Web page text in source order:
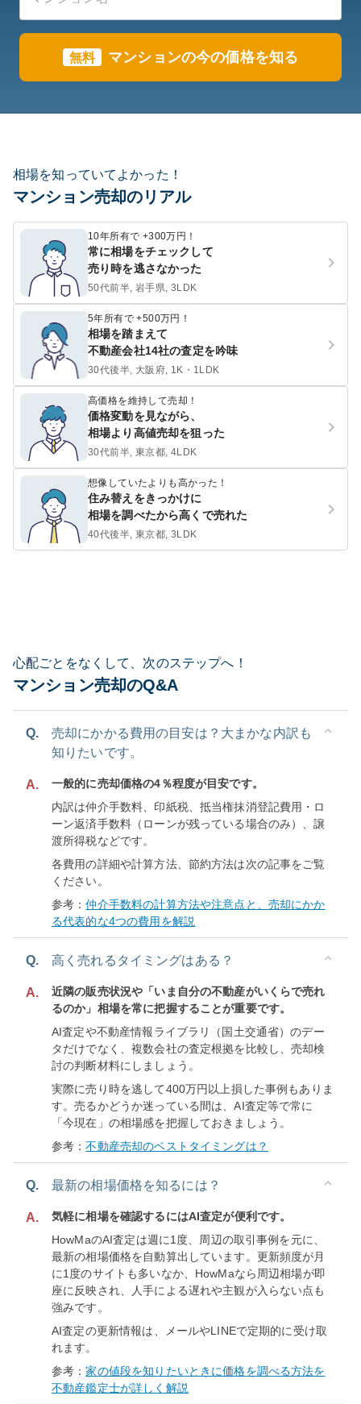
無料 マンションの今の価格を知る
相場を知っていてよかった！
マンション売却のリアル
10年所有で +300万円！
常に相場をチェックして
売り時を逃さなかった
50代前半, 岩手県, 3LDK
5年所有で +500万円！
相場を踏まえて
不動産会社14社の査定を吟味
30代後半, 大阪府, 1K・1LDK
高価格を維持して売却！
価格変動を見ながら、
相場より高値売却を狙った
30代前半, 東京都, 4LDK
想像していたよりも高かった！
住み替えをきっかけに
相場を調べたから高くで売れた
40代後半, 東京都, 3LDK
心配ごとをなくして、次のステップへ！
マンション売却のQ&A
Q.
売却にかかる費用の目安は？大まかな内訳も
知りたいです。
A.
一般的に売却価格の4％程度が目安です。
内訳は仲介手数料、印紙税、抵当権抹消登記費用・ロ
ーン返済手数料（ローンが残っている場合のみ）、譲
渡所得税などです。
各費用の詳細や計算方法、節約方法は次の記事をご覧
ください。
参考：仲介手数料の計算方法や注意点と、売却にかか
る代表的な4つの費用を解説
Q. 高く売れるタイミングはある？
A.
近隣の販売状況や「いま自分の不動産がいくらで売れ
るのか」相場を常に把握することが重要です。
AI査定や不動産情報ライブラリ（国土交通省）のデー
タだけでなく、複数会社の査定根拠を比較し、売却検
討の判断材料にしましょう。
実際に売り時を逃して400万円以上損した事例もありま
す。売るかどうか迷っている間は、AI査定等で常に
「今現在」の相場感を把握しておきましょう。
参考：不動産売却のベストタイミングは？
Q. 最新の相場価格を知るには？
A.
気軽に相場を確認するにはAI査定が便利です。
HowMaのAI査定は週に1度、周辺の取引事例を元に、
最新の相場価格を自動算出しています。更新頻度が月
に1度のサイトも多いなか、HowMaなら周辺相場が即
座に反映され、人手による遅れや主観が入らない点も
強みです。
AI査定の更新情報は、メールやLINEで定期的に受け取
れます。
参考：家の値段を知りたいときに価格を調べる方法を
不動産鑑定士が詳しく解説